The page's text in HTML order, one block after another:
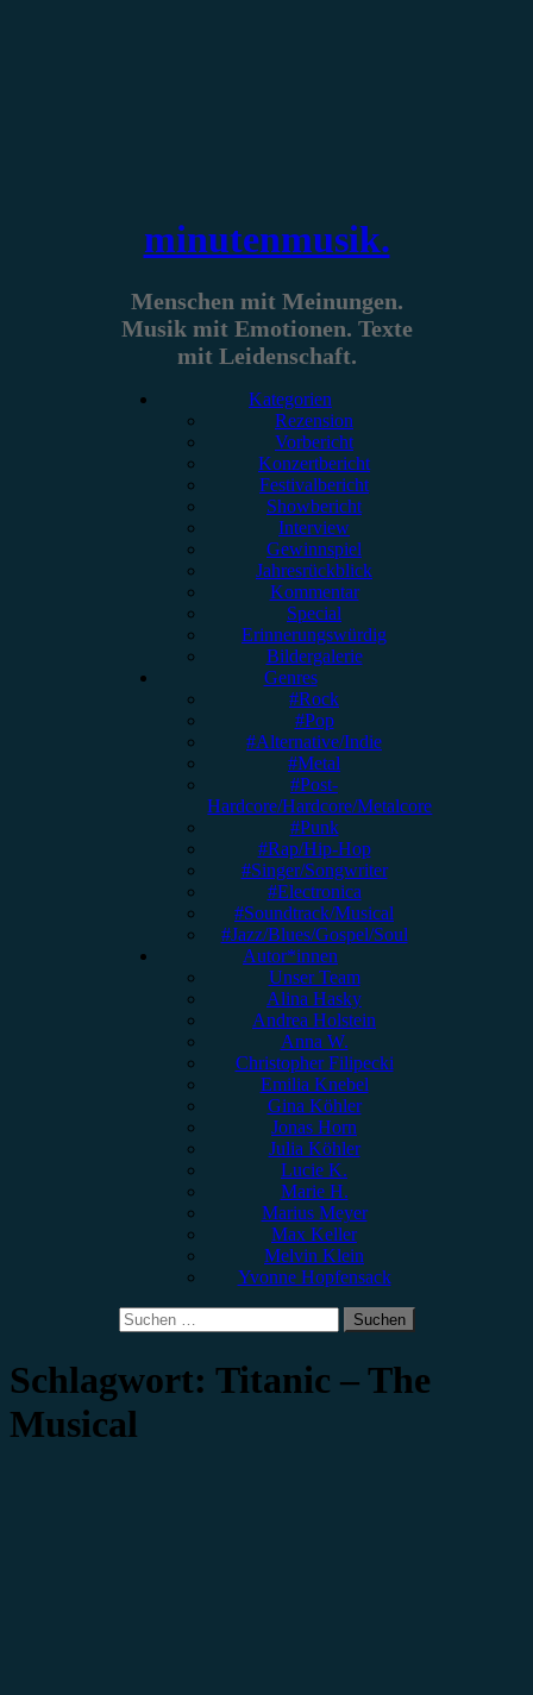
minutenmusik.
Menschen mit Meinungen.
Musik mit Emotionen. Texte
mit Leidenschaft.
Kategorien
Rezension
Vorbericht
Konzertbericht
Festivalbericht
Showbericht
Interview
Gewinnspiel
Jahresrückblick
Kommentar
Special
Erinnerungswürdig
Bildergalerie
Genres
#Rock
#Pop
#Alternative/Indie
#Metal
#Post-
Hardcore/Hardcore/Metalcore
#Punk
#Rap/Hip-Hop
#Singer/Songwriter
#Electronica
#Soundtrack/Musical
#Jazz/Blues/Gospel/Soul
Autor*innen
Unser Team
Alina Hasky
Andrea Holstein
Anna W.
Christopher Filipecki
Emilia Knebel
Gina Köhler
Jonas Horn
Julia Köhler
Lucie K.
Marie H.
Marius Meyer
Max Keller
Melvin Klein
Yvonne Hopfensack
Suchen
nach:
Schlagwort: Titanic – The
Musical